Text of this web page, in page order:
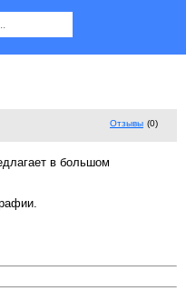
Отзывы (0)
в большом